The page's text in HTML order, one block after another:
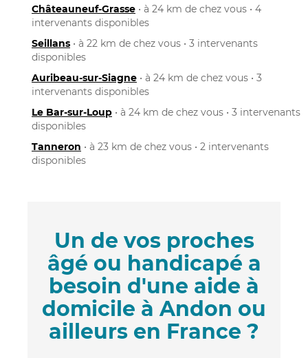
Châteauneuf-Grasse • à 24 km de chez vous • 4
intervenants disponibles
Seillans • à 22 km de chez vous • 3 intervenants
disponibles
Auribeau-sur-Siagne • à 24 km de chez vous • 3
intervenants disponibles
Le Bar-sur-Loup • à 24 km de chez vous • 3 intervenants
disponibles
Tanneron • à 23 km de chez vous • 2 intervenants
disponibles
Un de vos proches
âgé ou handicapé a
besoin d'une aide à
domicile à Andon ou
ailleurs en France ?